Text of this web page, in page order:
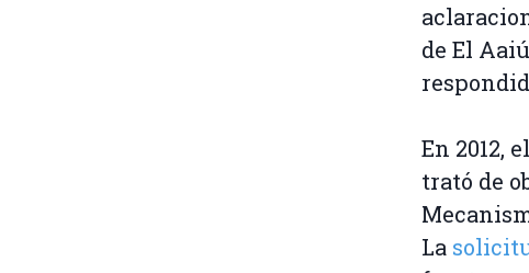
de El
En 2012,
trató de
La